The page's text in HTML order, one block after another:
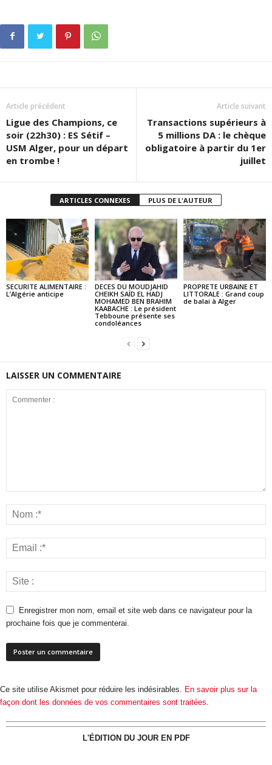
Article précédent
Ligue des Champions, ce
soir (22h30) : ES Sétif –
USM Alger, pour un départ
en trombe !
Article suivant
Transactions supérieurs à
5 millions DA : le chèque
obligatoire à partir du 1er
juillet
ARTICLES CONNEXES PLUS DE L'AUTEUR
SECURITE ALIMENTAIRE :
L’Algérie anticipe
DECES DU MOUDJAHID
CHEIKH SAÏD EL HADJ
MOHAMED BEN BRAHIM
KAABACHE : Le président
Tebboune présente ses
condoléances
PROPRETE URBAINE ET
LITTORALE : Grand coup
de balai à Alger
LAISSER UN COMMENTAIRE
Enregistrer mon nom, email et site web dans ce navigateur pour la
prochaine fois que je commenterai.
Ce site utilise Akismet pour réduire les indésirables. En savoir plus sur la
façon dont les données de vos commentaires sont traitées
L'ÉDITION DU JOUR EN PDF